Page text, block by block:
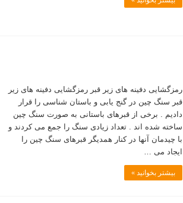
رمزگشایی دفینه های زیر قبر رمزگشایی دفینه های زیر
قبر سنگ چین در گنج یابی و باستان شناسی را قرار
دادیم . برخی از قبرهای باستانی به صورت سنگ چین
ساخته شده اند . تعداد زیادی سنگ را جمع می کردند و
با چیدمان آنها در کنار همدیگر قبرهای سنگ چین را
ایجاد می …
بیشتر بخوانید »